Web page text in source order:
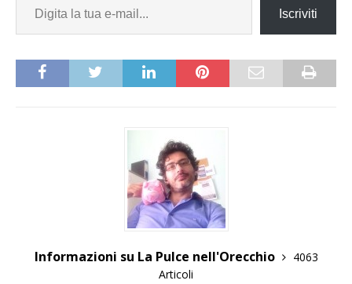
Iscriviti
Informazioni su La Pulce nell'Orecchio
4063
Articoli